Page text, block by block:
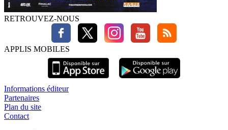
RETROUVEZ-NOUS
APPLIS MOBILES
Informations éditeur
Partenaires
Plan du site
Contact